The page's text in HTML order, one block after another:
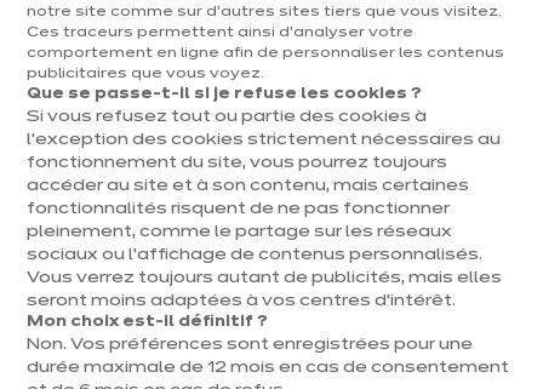
Votre projet
À propos d'ixina
Recrutement
Newsletter
Découvrez toutes nos nouveautés
notre site comme sur d’autres sites tiers que vous visitez.
Ces traceurs permettent ainsi d'analyser votre
comportement en ligne afin de personnaliser les contenus
publicitaires que vous voyez.
Que se passe-t-il si je refuse les cookies ?
Si vous refusez tout ou partie des cookies à
l’exception des cookies strictement nécessaires au
fonctionnement du site, vous pourrez toujours
accéder au site et à son contenu, mais certaines
fonctionnalités risquent de ne pas fonctionner
pleinement, comme le partage sur les réseaux
sociaux ou l’affichage de contenus personnalisés.
Vous verrez toujours autant de publicités, mais elles
seront moins adaptées à vos centres d’intérêt.
Mon choix est-il définitif ?
Non. Vos préférences sont enregistrées pour une
durée maximale de 12 mois en cas de consentement